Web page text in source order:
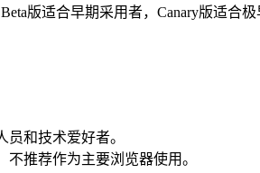
版适合早期采用者，Canary版适合极
员和技术爱好者。
不推荐作为主要浏览器使用。